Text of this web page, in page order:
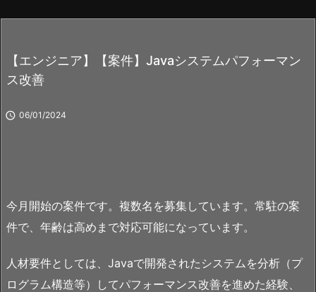
【エンジニア】【案件】Javaシステムパフォーマン
ス改善
 06/01/2024
今月開始の案件です。複数名を募集しています。常駐の案
件で、年齢は高めまで対応可能になっています。
人材要件としては、Javaで開発されたシステムを分析（プ
ログラム構造等）してパフォーマンス改善を進めた経験、